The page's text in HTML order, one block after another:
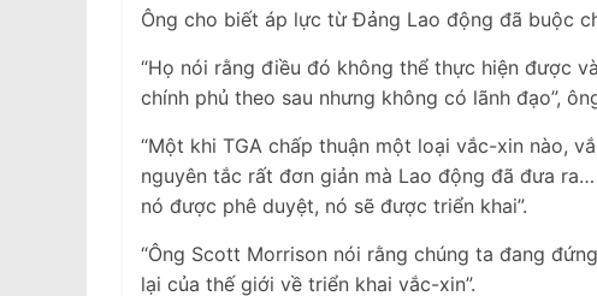
Ông cho biết áp lực từ Đảng Lao động đã buộc
“Họ nói rằng điều đó không thể thực hiện được
chính phủ theo sau nhưng không có lãnh đạo”,
“Một khi TGA chấp thuận một loại vắc-xin nào,
nguyên tắc rất đơn giản mà Lao động đã đưa
nó được phê duyệt, nó sẽ được triển khai”.
“Ông Scott Morrison nói rằng chúng ta đang
lại của thế giới về triển khai vắc-xin”.